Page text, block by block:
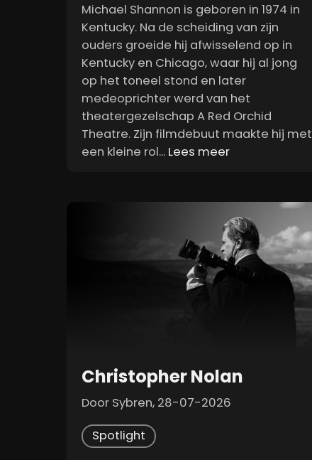
Michael Shannon is geboren in 1974 in
Kentucky. Na de scheiding van zijn
ouders groeide hij afwisselend op in
Kentucky en Chicago, waar hij al jong
op het toneel stond en later
medeoprichter werd van het
theatergezelschap A Red Orchid
Theatre. Zijn filmdebuut maakte hij met
een kleine rol... Lees meer
Christopher Nolan
Door Sybren, 28-07-2026
Spotlight